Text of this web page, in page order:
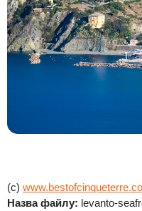
(c)
Назва файлу: levanto-